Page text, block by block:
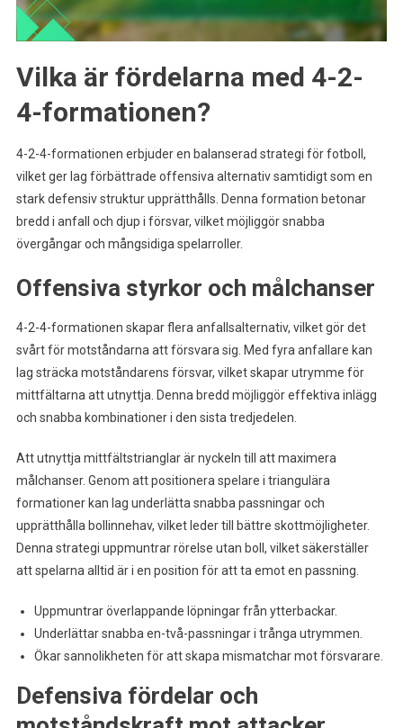
Vilka är fördelarna med 4-2-
4-formationen?
4-2-4-formationen erbjuder en balanserad strategi för fotboll,
vilket ger lag förbättrade offensiva alternativ samtidigt som en
stark defensiv struktur upprätthålls. Denna formation betonar
bredd i anfall och djup i försvar, vilket möjliggör snabba
övergångar och mångsidiga spelarroller.
Offensiva styrkor och målchanser
4-2-4-formationen skapar flera anfallsalternativ, vilket gör det
svårt för motståndarna att försvara sig. Med fyra anfallare kan
lag sträcka motståndarens försvar, vilket skapar utrymme för
mittfältarna att utnyttja. Denna bredd möjliggör effektiva inlägg
och snabba kombinationer i den sista tredjedelen.
Att utnyttja mittfältstrianglar är nyckeln till att maximera
målchanser. Genom att positionera spelare i triangulära
formationer kan lag underlätta snabba passningar och
upprätthålla bollinnehav, vilket leder till bättre skottmöjligheter.
Denna strategi uppmuntrar rörelse utan boll, vilket säkerställer
att spelarna alltid är i en position för att ta emot en passning.
Uppmuntrar överlappande löpningar från ytterbackar.
Underlättar snabba en-två-passningar i trånga utrymmen.
Ökar sannolikheten för att skapa mismatchar mot försvarare.
Defensiva fördelar och